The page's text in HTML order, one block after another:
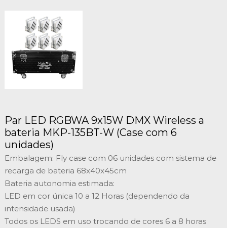
Par LED RGBWA 9x15W DMX Wireless a
bateria MKP-135BT-W (Case com 6
unidades)
Embalagem: Fly case com 06 unidades com sistema de
recarga de bateria 68x40x45cm
Bateria autonomia estimada:
LED em cor única 10 a 12 Horas (dependendo da
intensidade usada)
Todos os LEDS em uso trocando de cores 6 a 8 horas